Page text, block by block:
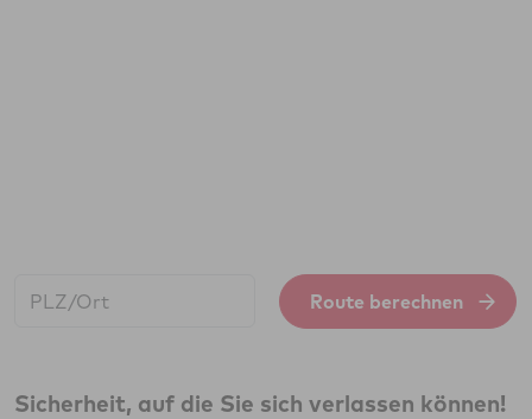
Route berechnen
Sicherheit, auf die Sie sich verlassen können!